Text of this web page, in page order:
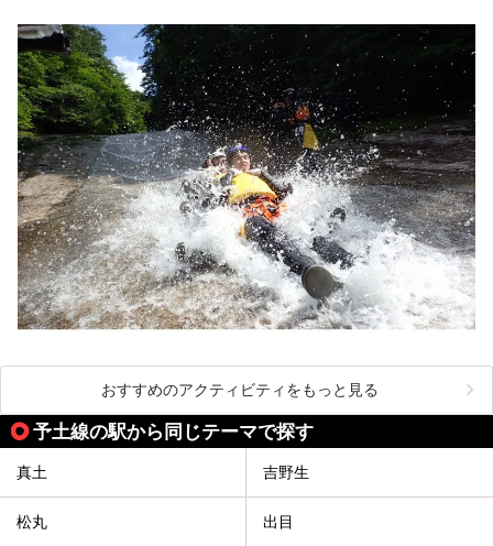
おすすめのアクティビティをもっと見る
予土線の駅から同じテーマで探す
真土 吉野生
松丸 出目